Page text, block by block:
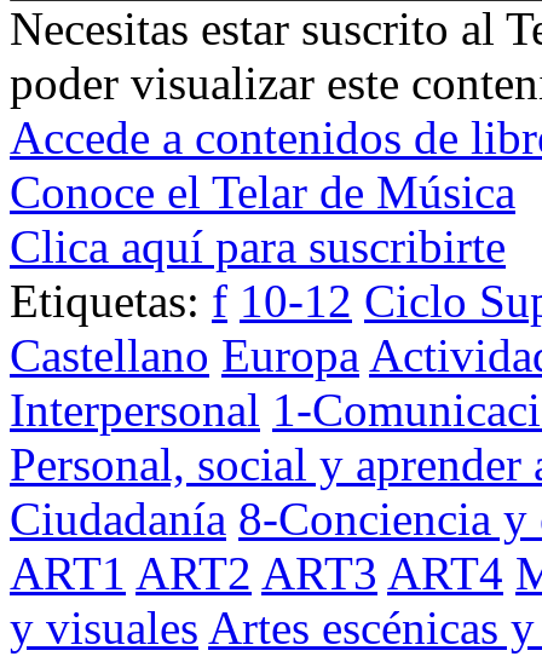
Necesitas estar suscrito al
poder visualizar este
Accede a contenidos de
Conoce el Telar de Música
Clica aquí para suscribirte
Etiquetas: f 10-12 Ciclo
Castellano Europa
Interpersonal 1-
Personal, social y aprender
Ciudadanía 8-Conciencia y
ART1 ART2 ART3 ART4
y visuales Artes escénicas